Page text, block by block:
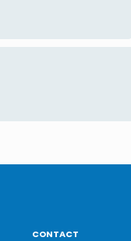
CONTACT